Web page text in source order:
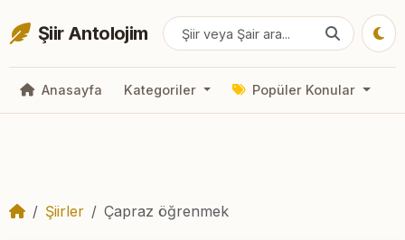
Şiir Antolojim
Anasayfa Kategoriler Popüler Konular
Şiirler Çapraz öğrenmek